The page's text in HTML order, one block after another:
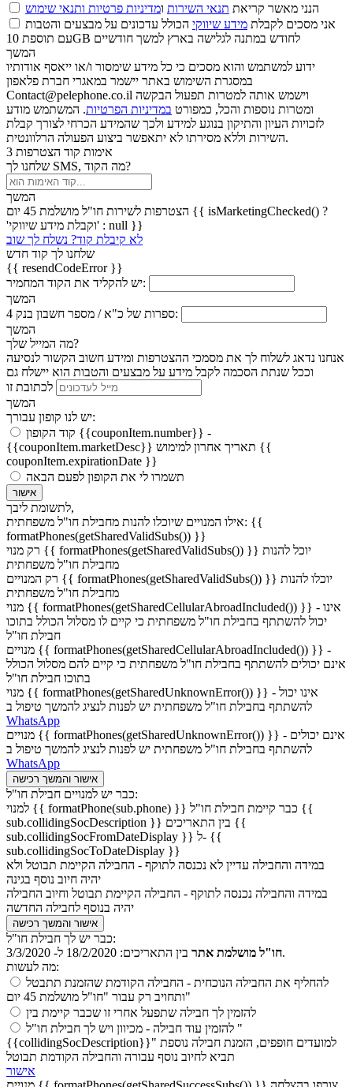
הנני מאשר קריאת תנאי השירות ומדיניות פרטיות ותנאי שימוש
אני מסכים לקבלת מידע שיווקי הכולל עדכונים על מבצעים והטבות
עם תוספת 10GB לחודש במתנה לגלישה בארץ למשך חודשיים
המשך
ידוע למשתמש והוא מסכים כי כל מידע שימסור ו/או ייאסף אודותיו
במסגרת השימוש באתר יישמר במאגרי חברת פלאפון
Contact@pelephone.co.il וישמש אותה למטרות תפעול הבקשה
ומטרות נוספות והכל, כמפורט במדיניות הפרטיות. המשתמש מודע
לזכויות העיון והתיקון בנוגע למידע ולכך שהמידע הכרחי לצורך קבלת
השירות וללא מסירתו לא יתאפשר ביצוע הפעולה הרלוונטית.
3 אימות קוד הצטרפות
שלחנו לך SMS, מה הקוד?
המשך
הצטרפות לשירות חו"ל מושלמת 45 יום {{ isMarketingChecked() ?
'וקבלת מידע שיווקי' : null }}
לא קיבלת קוד? נשלח לך שוב
שלחנו לך קוד חדש
{{ resendCodeError }}
יש להקליד את הקוד המחמיר:
המשך
4 ספרות של כ"א / מספר חשבון בנק:
המשך
מה המייל שלך?
אנחנו נדאג לשלוח לך את מסמכי ההצטרפות ומידע חשוב הקשור לנסיעה
וככל שנתת הסכמה לקבל מידע על מבצעים והטבות הוא יישלח גם
המשך
יש לנו קופון עבורך:
קוד הקופון {{couponItem.number}} -
{{couponItem.marketDesc}} תאריך אחרון למימוש {{
couponItem.expirationDate }}
תשמרו לי את הקופון לפעם הבאה
אישור
לתשומת ליבך,
אילו המנויים שיוכלו להנות מחבילת חו"ל משפחתית: {{
formatPhones(getSharedValidSubs()) }}
רק מנוי {{ formatPhones(getSharedValidSubs()) }} יוכל להנות
מחבילת חו"ל משפחתית
רק המנויים {{ formatPhones(getSharedValidSubs()) }} יוכלו להנות
מחבילת חו"ל משפחתית
מנוי {{ formatPhones(getSharedCellularAbroadIncluded()) }} - אינו
יכול להשתתף בחבילת חו"ל משפחתית כי קיים לו מסלול הכולל בתוכו
חבילת חו"ל
מנויים {{ formatPhones(getSharedCellularAbroadIncluded()) }} -
אינם יכולים להשתתף בחבילת חו"ל משפחתית כי קיים להם מסלול הכולל
בתוכו חבילת חו"ל
מנוי {{ formatPhones(getSharedUnknownError()) }} - אינו יכול
להשתתף בחבילת חו"ל משפחתית יש לפנות לנציג להמשך טיפול ב
WhatsApp
מנויים {{ formatPhones(getSharedUnknownError()) }} - אינם יכולים
להשתתף בחבילת חו"ל משפחתית יש לפנות לנציג להמשך טיפול ב
WhatsApp
אישור והמשך רכישה
כבר יש למנויים חבילת חו"ל:
למנוי {{ formatPhone(sub.phone) }} כבר קיימת חבילת חו"ל {{
sub.collidingSocDescription }} בין התאריכים {{
sub.collidingSocFromDateDisplay }} ל- {{
sub.collidingSocToDateDisplay }}
במידה והחבילה עדיין לא נכנסה לתוקף - החבילה הקיימת תבוטל ולא
יהיה חיוב נוסף בגינה
במידה והחבילה נכנסה לתוקף - החבילה הקיימת תבוטל וחיוב החבילה
יהיה בנוסף לחבילה החדשה
אישור והמשך רכישה
כבר יש לך חבילת חו"ל:
חו"ל מושלמת אתר בין התאריכים:
18/2/2020 ל- 3/3/2020.
מה לעשות:
להחליף את החבילה הנוכחית - החבילה הקודמת שהזמנת תתבטל
ותחויב רק עבור "חו"ל מושלמת 45 יום"
להזמין לך חבילה שתפעל אחרי זו שכבר קיימת בין
להזמין עוד חבילה - מכיוון ויש לך חבילת חו"ל "
{{collidingSocDescription}}" למועדים חופפים, הזמנת חבילה נוספת
תביא לחיוב נוסף עבורה והחבילה הקודמת תבוטל
אישור